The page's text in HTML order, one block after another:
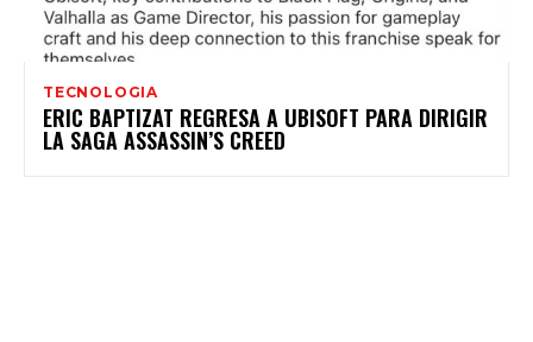
TECNOLOGIA
ERIC BAPTIZAT REGRESA A UBISOFT PARA DIRIGIR
LA SAGA ASSASSIN’S CREED